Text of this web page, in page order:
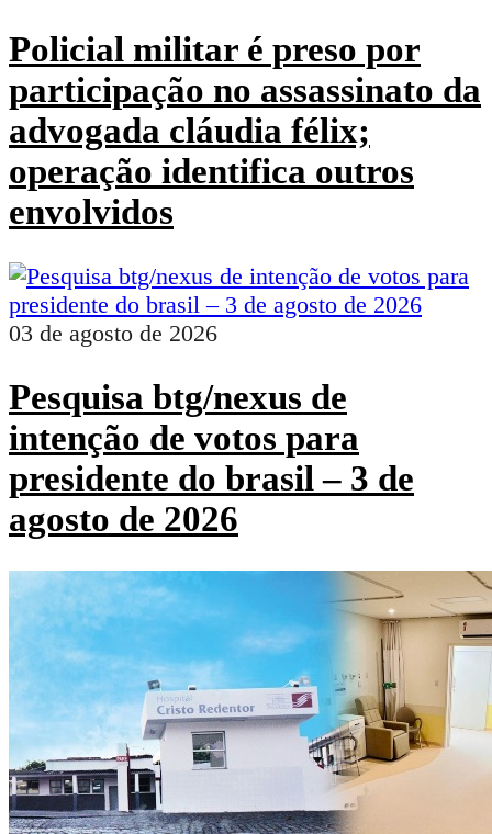
Policial militar é preso por
participação no assassinato da
advogada cláudia félix;
operação identifica outros
envolvidos
03 de agosto de 2026
Pesquisa btg/nexus de
intenção de votos para
presidente do brasil – 3 de
agosto de 2026